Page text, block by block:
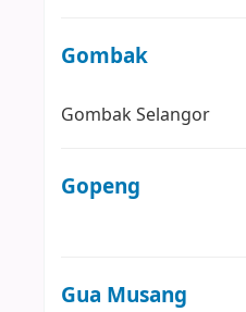
Gombak
GombakSelangor
Gopeng
Gua Musang